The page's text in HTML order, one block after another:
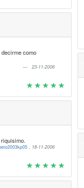
como
23-11-2006
, 18-11-2006